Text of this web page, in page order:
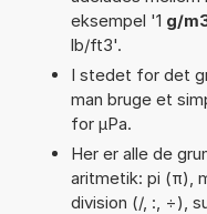
eksempel '1 g/
lb/ft3'.
I stedet for det
man bruge et
for µPa.
Her er alle de
aritmetik: pi (π),
division (/, :, ÷),